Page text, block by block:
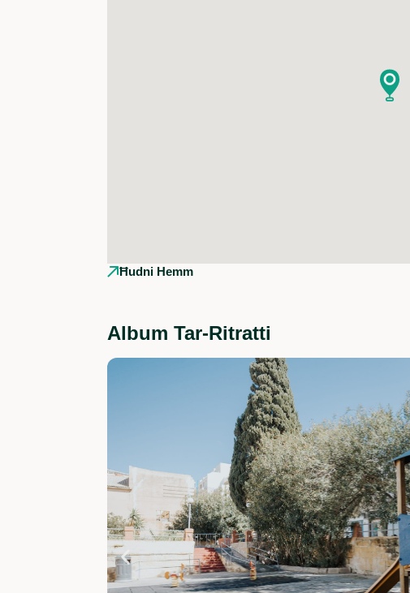
Ħudni Hemm
Album Tar-Ritratti